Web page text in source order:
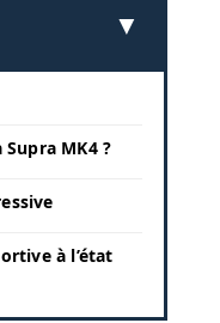
MK4 ?
à l’état